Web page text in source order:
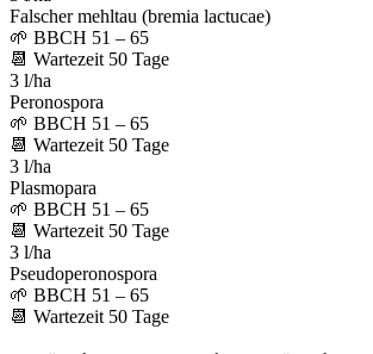
Falscher mehltau (bremia lactucae)
🌱 BBCH 51 – 65
📆 Wartezeit 50 Tage
3 l/ha
Peronospora
🌱 BBCH 51 – 65
📆 Wartezeit 50 Tage
3 l/ha
Plasmopara
🌱 BBCH 51 – 65
📆 Wartezeit 50 Tage
3 l/ha
Pseudoperonospora
🌱 BBCH 51 – 65
📆 Wartezeit 50 Tage